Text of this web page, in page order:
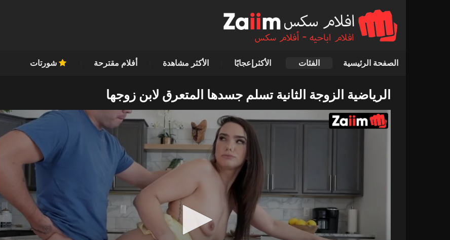
الصفحة الرئيسية الفئات الأكثرإعجابًا الأكثر مشاهدة أفلام مقترحة شورتات
الرياضية الزوجة الثانية تسلم جسدها المتعرق لابن زوجها